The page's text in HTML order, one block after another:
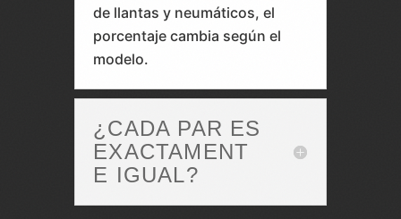
de llantas y neumáticos, el
porcentaje cambia según el
modelo.
¿CADA PAR ES
EXACTAMENT
E IGUAL?